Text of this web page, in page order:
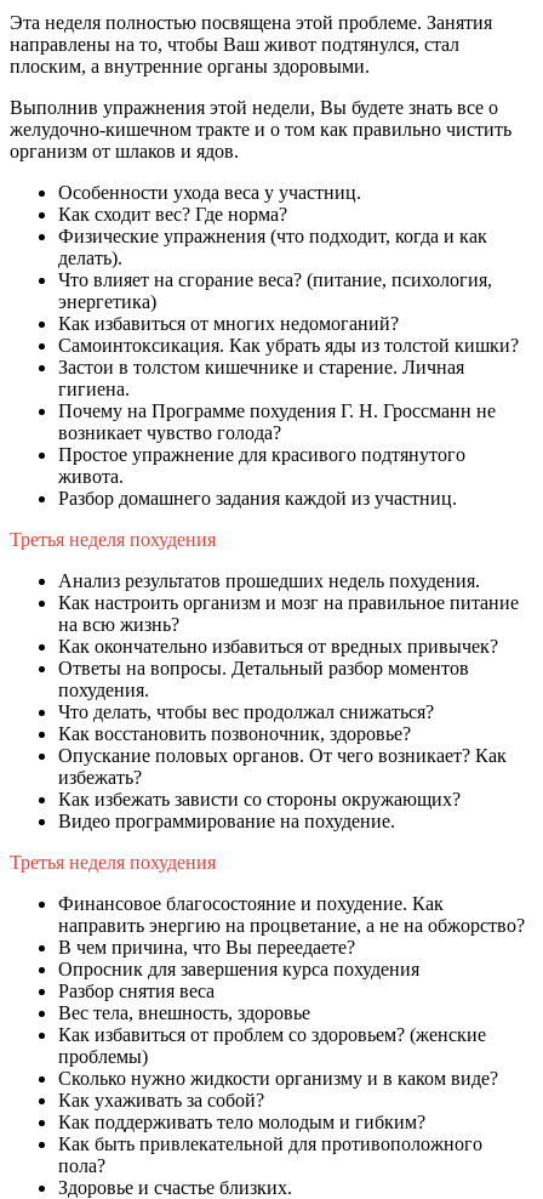
Эта неделя полностью посвящена этой проблеме. Занятия
направлены на то, чтобы Ваш живот подтянулся, стал
плоским, а внутренние органы здоровыми.
Выполнив упражнения этой недели, Вы будете знать все о
желудочно-кишечном тракте и о том как правильно чистить
организм от шлаков и ядов.
Особенности ухода веса у участниц.
Как сходит вес? Где норма?
Физические упражнения (что подходит, когда и как
делать).
Что влияет на сгорание веса? (питание, психология,
энергетика)
Как избавиться от многих недомоганий?
Самоинтоксикация. Как убрать яды из толстой кишки?
Застои в толстом кишечнике и старение. Личная
гигиена.
Почему на Программе похудения Г. Н. Гроссманн не
возникает чувство голода?
Простое упражнение для красивого подтянутого
живота.
Разбор домашнего задания каждой из участниц.
Третья неделя похудения
Анализ результатов прошедших недель похудения.
Как настроить организм и мозг на правильное питание
на всю жизнь?
Как окончательно избавиться от вредных привычек?
Ответы на вопросы. Детальный разбор моментов
похудения.
Что делать, чтобы вес продолжал снижаться?
Как восстановить позвоночник, здоровье?
Опускание половых органов. От чего возникает? Как
избежать?
Как избежать зависти со стороны окружающих?
Видео программирование на похудение.
Третья неделя похудения
Финансовое благосостояние и похудение. Как
направить энергию на процветание, а не на обжорство?
В чем причина, что Вы переедаете?
Опросник для завершения курса похудения
Разбор снятия веса
Вес тела, внешность, здоровье
Как избавиться от проблем со здоровьем? (женские
проблемы)
Сколько нужно жидкости организму и в каком виде?
Как ухаживать за собой?
Как поддерживать тело молодым и гибким?
Как быть привлекательной для противоположного
пола?
Здоровье и счастье близких.